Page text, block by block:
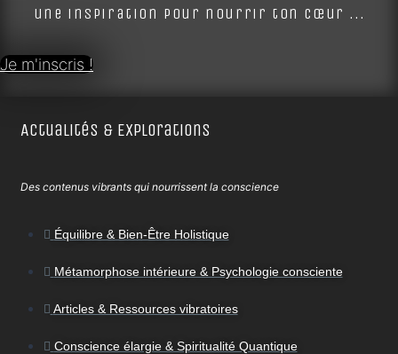
une inspiration pour nourrir ton cœur ...
Je m'inscris !
Actualités & Explorations
Des contenus vibrants qui nourrissent la conscience
Équilibre & Bien-Être Holistique
Métamorphose intérieure & Psychologie consciente
Articles & Ressources vibratoires
Conscience élargie & Spiritualité Quantique